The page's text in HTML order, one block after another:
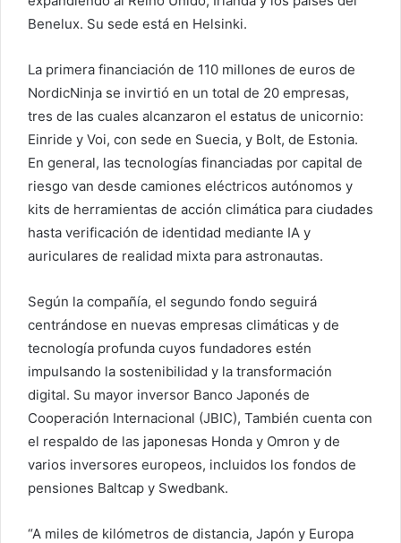
o
Benelux. Su sede está en Helsinki.
La primera financiación de 110 millones de euros de
NordicNinja se invirtió en un total de 20 empresas,
tres de las cuales alcanzaron el estatus de unicornio:
Einride y Voi, con sede en Suecia, y Bolt, de Estonia.
En general, las tecnologías financiadas por capital de
riesgo van desde camiones eléctricos autónomos y
kits de herramientas de acción climática para ciudades
hasta verificación de identidad mediante IA y
auriculares de realidad mixta para astronautas.
Según la compañía, el segundo fondo seguirá
centrándose en nuevas empresas climáticas y de
tecnología profunda cuyos fundadores estén
impulsando la sostenibilidad y la transformación
digital. Su mayor inversor Banco Japonés de
Cooperación Internacional (JBIC), También cuenta con
el respaldo de las japonesas Honda y Omron y de
varios inversores europeos, incluidos los fondos de
pensiones Baltcap y Swedbank.
“A miles de kilómetros de distancia, Japón y Europa